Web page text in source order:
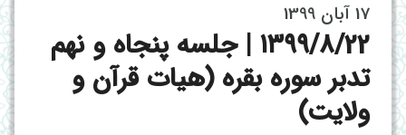
17 آبان 1399
۱۳۹۹/۸/22 | جلسه پنجاه و نهم
تدبر سوره بقره (هیات قرآن و
ولایت)